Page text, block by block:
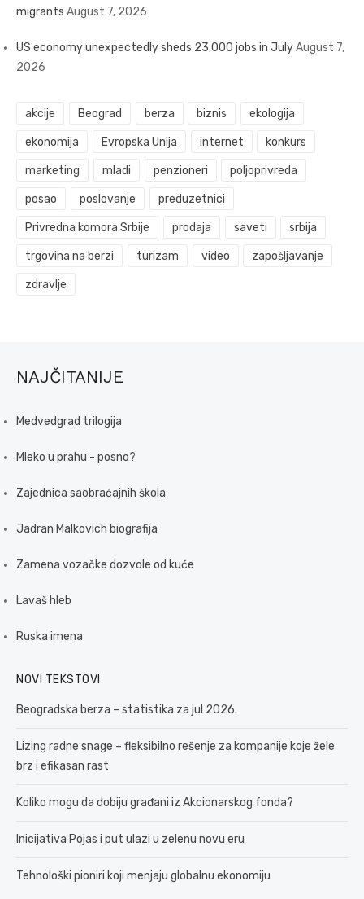
migrants August 7, 2026
US economy unexpectedly sheds 23,000 jobs in JulyAugust 7,
2026
akcije Beograd berza biznis ekologija
ekonomija Evropska Unija internet konkurs
marketing mladi penzioneri poljoprivreda
posao poslovanje preduzetnici
Privredna komora Srbije prodaja saveti srbija
trgovina na berzi turizam video zapošljavanje
zdravlje
NAJČITANIJE
Medvedgrad trilogija
Mleko u prahu - posno?
Zajednica saobraćajnih škola
Jadran Malkovich biografija
Zamena vozačke dozvole od kuće
Lavaš hleb
Ruska imena
NOVI TEKSTOVI
Beogradska berza – statistika za jul 2026.
Lizing radne snage – fleksibilno rešenje za kompanije koje žele
brz i efikasan rast
Koliko mogu da dobiju građani iz Akcionarskog fonda?
Inicijativa Pojas i put ulazi u zelenu novu eru
Tehnološki pioniri koji menjaju globalnu ekonomiju